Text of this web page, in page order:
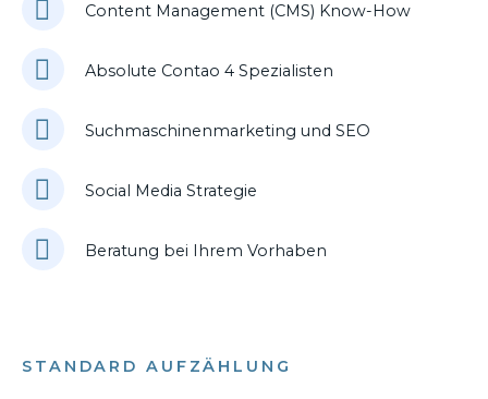
Content Management (CMS) Know-How
Absolute Contao 4 Spezialisten
Suchmaschinenmarketing und SEO
Social Media Strategie
Beratung bei Ihrem Vorhaben
STANDARD AUFZÄHLUNG